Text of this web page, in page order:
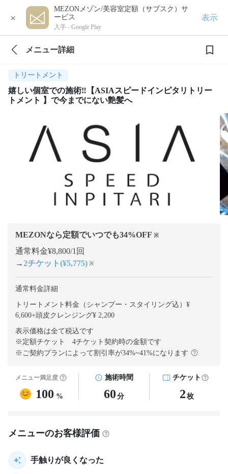
×
MEZONメゾン/美容室定額（サブスク）サ
ービス
入手 - Google Play
表示
メニュー詳細
トリートメント
嬉しい個室での施術‼️【ASIAスピードインピタリトリー
トメント 】で今までにない艶髪へ
MEZONなら定額でいつでも34%OFF ※
通常料金¥8,800/1回
→2チケット(¥5,775) ※
通常料金詳細
トリートメント料金（シャンプー・スタイリング込）¥
6,600+頭皮クレンジング¥ 2,200
表示価格は全て税込です
※定額チケット 4チケット契約時の金額です
※ご契約プランによって割引率が34%~41%になります
メニュー満足度
100 %
施術時間
60 分
チケット
2 枚
メニューのお客様評価
手触りが良くなった